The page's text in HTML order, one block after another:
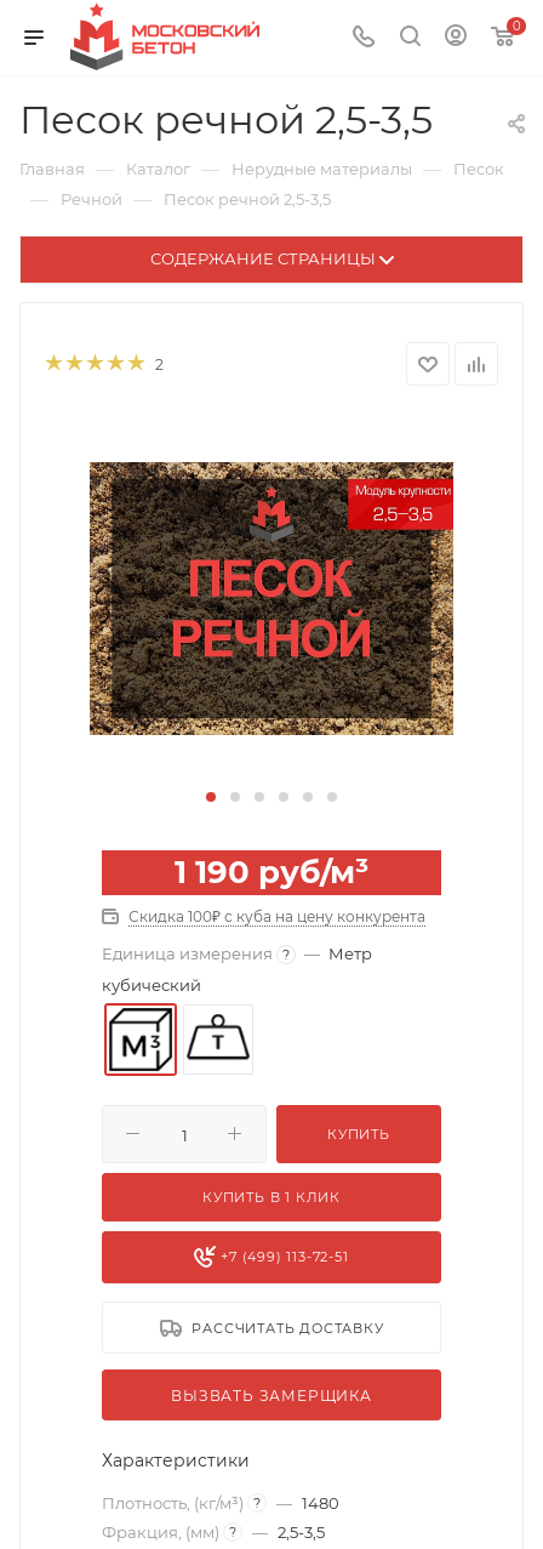
0
Песок речной 2,5-3,5
Главная — Каталог — Нерудные материалы — Песок
— Речной — Песок речной 2,5-3,5
СОДЕРЖАНИЕ СТРАНИЦЫ
2
1 190 руб/м³
Скидка 100₽ с куба на цену конкурента
Единица измерения ? — Метр
кубический
КУПИТЬ
КУПИТЬ В 1 КЛИК
+7 (499) 113-72-51
РАССЧИТАТЬ ДОСТАВКУ
ВЫЗВАТЬ ЗАМЕРЩИКА
Характеристики
Плотность, (кг/м³) ? — 1480
Фракция, (мм)
? — 2,5-3,5